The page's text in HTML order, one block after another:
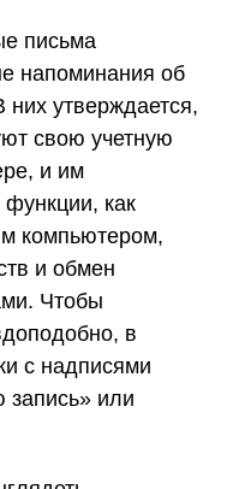
письма
напоминания об
утверждается,
свою учетную
и им
функции, как
компьютером,
и обмен
Чтобы
в
с надписями
запись» или